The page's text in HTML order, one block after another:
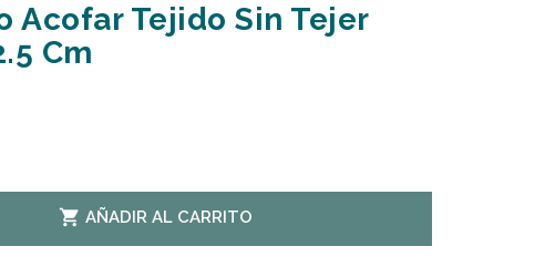
Acofar Tejido Sin Tejer
Cm
 AÑADIR AL CARRITO